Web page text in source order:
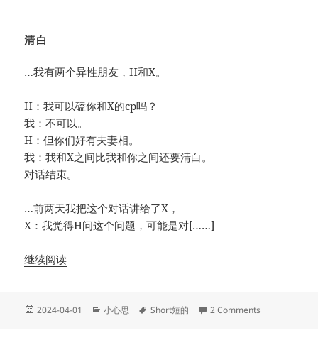
清白
…我有两个异性朋友，H和X。
H：我可以磕你和X的cp吗？
我：不可以。
H：但你们好有夫妻相。
我：我和X之间比我和你之间还要清白。
对话结束。
…前两天我把这个对话讲给了X，
X：我觉得H问这个问题，可能是对[……]
继续阅读
Posted
2024-04-01 Categories
小心思 Tags
Short短的 2 Comments